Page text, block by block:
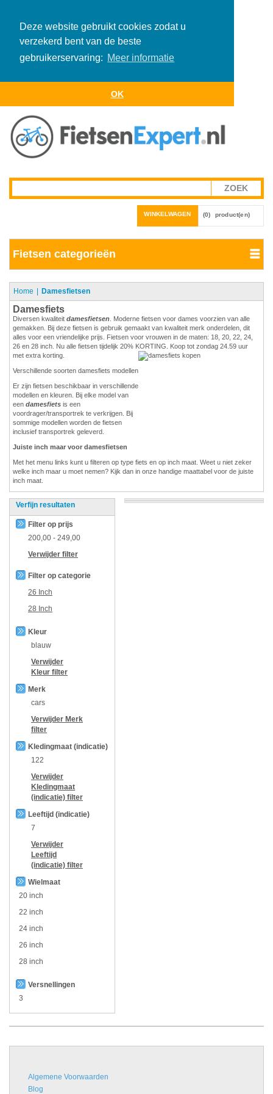
Deze website gebruikt cookies zodat u
verzekerd bent van de beste
gebruikerservaring: Meer informatie
OK
WINKELWAGEN (0) product(en)
Fietsen categorieën
Home Damesfietsen
Damesfiets
Diversen kwaliteit damesfietsen . Moderne fietsen voor dames voorzien van alle
gemakken. Bij deze fietsen is gebruik gemaakt van kwaliteit merk onderdelen, dit
alles voor een vriendelijke prijs. Fietsen voor vrouwen in de maten: 18, 20, 22, 24,
26 en 28 inch. Nu alle fietsen tijdelijk 20% KORTING. Koop tot zondag 24.59 uur
met extra korting.
Verschillende soorten damesfiets modellen
Er zijn fietsen beschikbaar in verschillende
modellen en kleuren. Bij elke model van
een damesfiets is een
voordrager/transportrek te verkrijgen. Bij
sommige modellen worden de fietsen
inclusief transportrek geleverd.
Juiste inch maar voor damesfietsen
Met het menu links kunt u filteren op type fiets en op inch maat. Weet u niet zeker
welke inch maar u moet nemen? Kijk dan in onze handige maattabel voor de juiste
inch maat.
Verfijn resultaten
Filter op prijs
200,00 - 249,00
Verwijder filter
Filter op categorie
26 Inch
28 Inch
Kleur
blauw
Verwijder
Kleur filter
Merk
cars
Verwijder Merk
filter
Kledingmaat (indicatie)
122
Verwijder
Kledingmaat
(indicatie) filter
Leeftijd (indicatie)
7
Verwijder
Leeftijd
(indicatie) filter
Wielmaat
20 inch
22 inch
24 inch
26 inch
28 inch
Versnellingen
3
Algemene Voorwaarden
Blog